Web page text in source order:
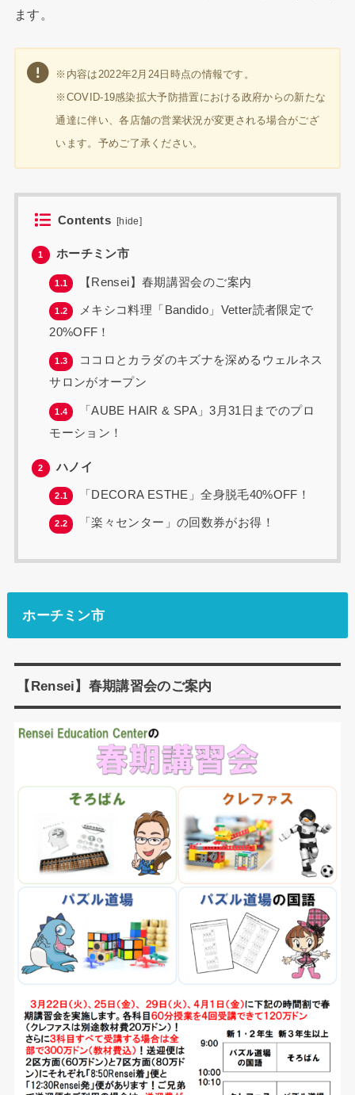
ます。
※内容は2022年2月24日時点の情報です。
※COVID-19感染拡大予防措置における政府からの新たな
通達に伴い、各店舗の営業状況が変更される場合がござ
います。予めご了承ください。
Contents [hide]
1 ホーチミン市
1.1 【Rensei】春期講習会のご案内
1.2
メキシコ料理「Bandido」Vetter読者限定で
20%OFF！
1.3
ココロとカラダのキズナを深めるウェルネス
サロンがオープン
1.4
「AUBE HAIR & SPA」3月31日までのプロ
モーション！
2 ハノイ
2.1 「DECORA ESTHE」全身脱毛40%OFF！
2.2 「楽々センター」の回数券がお得！
ホーチミン市
【Rensei】春期講習会のご案内